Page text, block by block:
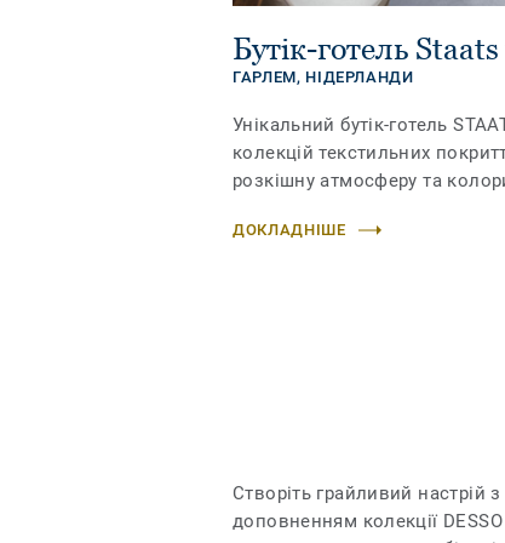
Бутік-готель
ГАРЛЕМ, НІДЕРЛАНДИ
Унікальний бутік-готель
колекцій текстильних
розкішну атмосферу та
ДОКЛАДНІШЕ
Створіть грайливий настрій
доповненням колекції